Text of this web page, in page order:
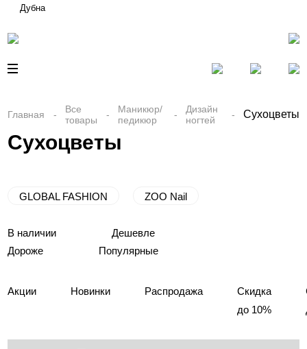
Дубна
Главная
Все
товары
Маникюр/
педикюр
Дизайн
ногтей
Сухоцветы
Сухоцветы
GLOBAL FASHION ZOO Nail
В наличии
Дешевле
Дороже
Популярные
Акции Новинки Распродажа
Скидка
до 10%